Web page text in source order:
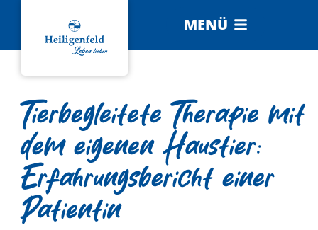
MENÜ
Tierbegleitete Therapie mit
dem eigenen Haustier:
Erfahrungsbericht einer
Patientin